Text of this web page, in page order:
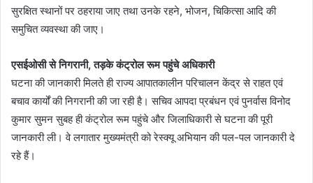
सुरक्षित स्थानों पर ठहराया जाए तथा उनके रहने, भोजन, चिकित्सा आदि की
समुचित व्यवस्था की जाए।
एसईओसी से निगरानी, तड़के कंट्रोल रूम पहुंचे अधिकारी
घटना की जानकारी मिलते ही राज्य आपातकालीन परिचालन केंद्र से राहत एवं
बचाव कार्यों की निगरानी की जा रही है। सचिव आपदा प्रबंधन एवं पुनर्वास विनोद
कुमार सुमन सुबह ही कंट्रोल रूम पहुंचे और जिलाधिकारी से घटना की पूरी
जानकारी ली। वे लगातार मुख्यमंत्री को रेस्क्यू अभियान की पल-पल जानकारी दे
रहे हैं।